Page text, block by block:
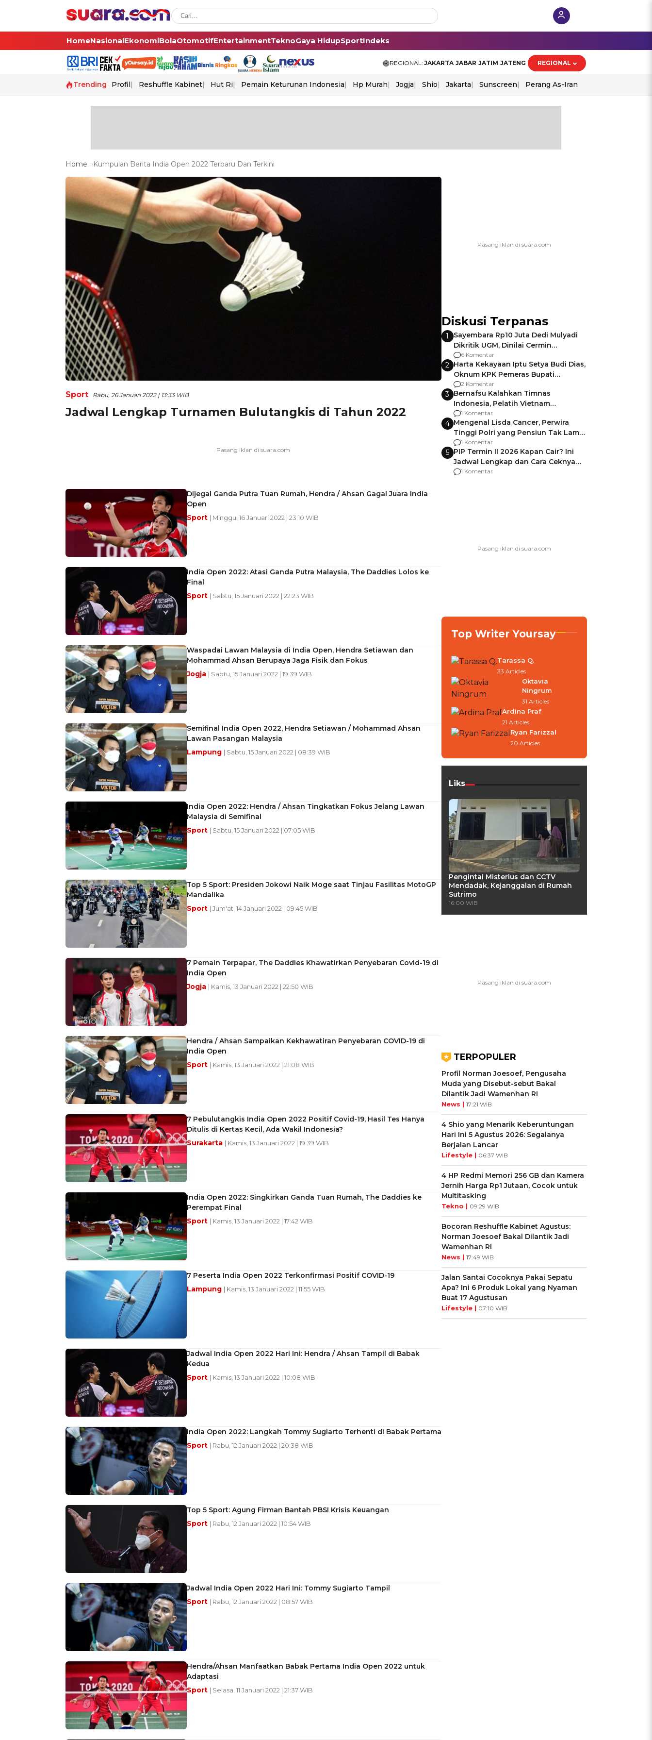
HomeNasionalEkonomiBolaOtomotifEntertainmentTeknoGaya HidupSportIndeks
REGIONAL: JAKARTA JABAR JATIM JATENG REGIONAL
Trending Profil Reshuffle Kabinet Hut Ri Pemain Keturunan Indonesia Hp Murah Jogja Shio Jakarta Sunscreen Perang As-Iran
Home Kumpulan Berita India Open 2022 Terbaru Dan Terkini
Sport Rabu, 26 Januari 2022 | 13:33 WIB
Jadwal Lengkap Turnamen Bulutangkis di Tahun 2022
Dijegal Ganda Putra Tuan Rumah, Hendra / Ahsan Gagal Juara India
Open
Sport | Minggu, 16 Januari 2022 | 23:10 WIB
India Open 2022: Atasi Ganda Putra Malaysia, The Daddies Lolos ke
Final
Sport | Sabtu, 15 Januari 2022 | 22:23 WIB
Waspadai Lawan Malaysia di India Open, Hendra Setiawan dan
Mohammad Ahsan Berupaya Jaga Fisik dan Fokus
Jogja | Sabtu, 15 Januari 2022 | 19:39 WIB
Semifinal India Open 2022, Hendra Setiawan / Mohammad Ahsan
Lawan Pasangan Malaysia
Lampung | Sabtu, 15 Januari 2022 | 08:39 WIB
India Open 2022: Hendra / Ahsan Tingkatkan Fokus Jelang Lawan
Malaysia di Semifinal
Sport | Sabtu, 15 Januari 2022 | 07:05 WIB
Top 5 Sport: Presiden Jokowi Naik Moge saat Tinjau Fasilitas MotoGP
Mandalika
Sport | Jum'at, 14 Januari 2022 | 09:45 WIB
7 Pemain Terpapar, The Daddies Khawatirkan Penyebaran Covid-19 di
India Open
Jogja | Kamis, 13 Januari 2022 | 22:50 WIB
Hendra / Ahsan Sampaikan Kekhawatiran Penyebaran COVID-19 di
India Open
Sport | Kamis, 13 Januari 2022 | 21:08 WIB
7 Pebulutangkis India Open 2022 Positif Covid-19, Hasil Tes Hanya
Ditulis di Kertas Kecil, Ada Wakil Indonesia?
Surakarta | Kamis, 13 Januari 2022 | 19:39 WIB
India Open 2022: Singkirkan Ganda Tuan Rumah, The Daddies ke
Perempat Final
Sport | Kamis, 13 Januari 2022 | 17:42 WIB
7 Peserta India Open 2022 Terkonfirmasi Positif COVID-19
Lampung | Kamis, 13 Januari 2022 | 11:55 WIB
Jadwal India Open 2022 Hari Ini: Hendra / Ahsan Tampil di Babak
Kedua
Sport | Kamis, 13 Januari 2022 | 10:08 WIB
India Open 2022: Langkah Tommy Sugiarto Terhenti di Babak Pertama
Sport | Rabu, 12 Januari 2022 | 20:38 WIB
Top 5 Sport: Agung Firman Bantah PBSI Krisis Keuangan
Sport | Rabu, 12 Januari 2022 | 10:54 WIB
Jadwal India Open 2022 Hari Ini: Tommy Sugiarto Tampil
Sport | Rabu, 12 Januari 2022 | 08:57 WIB
Hendra/Ahsan Manfaatkan Babak Pertama India Open 2022 untuk
Adaptasi
Sport | Selasa, 11 Januari 2022 | 21:37 WIB
Diskusi Terpanas
1
Sayembara Rp10 Juta Dedi Mulyadi
Dikritik UGM, Dinilai Cermin
Gagalnya Negara Jamin Keamanan
6 Komentar
2 Harta Kekayaan Iptu Setya Budi Dias,
Oknum KPK Pemeras Bupati
Pemalang
2 Komentar
3 Bernafsu Kalahkan Timnas
Indonesia, Pelatih Vietnam
Berencana Pakai Jimat di Pakansari
1 Komentar
4 Mengenal Lisda Cancer, Perwira
Tinggi Polri yang Pensiun Tak Lama
Usai Jadi Brigjen
1 Komentar
5 PIP Termin II 2026 Kapan Cair? Ini
Jadwal Lengkap dan Cara Ceknya
agar Dana Tidak Hangus!
1 Komentar
Top Writer Yoursay
Tarassa Q.
33 Articles
Oktavia
Ningrum
31 Articles
Ardina Praf
21 Articles
Ryan Farizzal
20 Articles
Liks
Pengintai Misterius dan CCTV
Mendadak, Kejanggalan di Rumah
Sutrimo
16:00 WIB
TERPOPULER
Profil Norman Joesoef, Pengusaha
Muda yang Disebut-sebut Bakal
Dilantik Jadi Wamenhan RI
News | 17:21 WIB
4 Shio yang Menarik Keberuntungan
Hari Ini 5 Agustus 2026: Segalanya
Berjalan Lancar
Lifestyle | 06:37 WIB
4 HP Redmi Memori 256 GB dan Kamera
Jernih Harga Rp1 Jutaan, Cocok untuk
Multitasking
Tekno | 09:29 WIB
Bocoran Reshuffle Kabinet Agustus:
Norman Joesoef Bakal Dilantik Jadi
Wamenhan RI
News | 17:49 WIB
Jalan Santai Cocoknya Pakai Sepatu
Apa? Ini 6 Produk Lokal yang Nyaman
Buat 17 Agustusan
Lifestyle | 07:10 WIB